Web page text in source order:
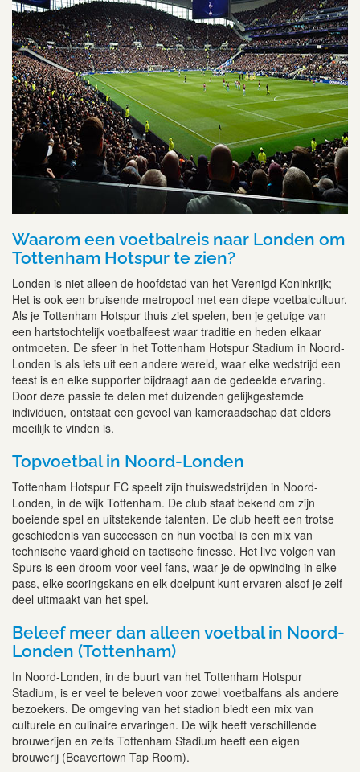
Waarom een voetbalreis naar Londen om
Tottenham Hotspur te zien?
Londen is niet alleen de hoofdstad van het Verenigd Koninkrijk;
Het is ook een bruisende metropool met een diepe voetbalcultuur.
Als je Tottenham Hotspur thuis ziet spelen, ben je getuige van
een hartstochtelijk voetbalfeest waar traditie en heden elkaar
ontmoeten. De sfeer in het Tottenham Hotspur Stadium in Noord-
Londen is als iets uit een andere wereld, waar elke wedstrijd een
feest is en elke supporter bijdraagt aan de gedeelde ervaring.
Door deze passie te delen met duizenden gelijkgestemde
individuen, ontstaat een gevoel van kameraadschap dat elders
moeilijk te vinden is.
Topvoetbal in Noord-Londen
Tottenham Hotspur FC speelt zijn thuiswedstrijden in Noord-
Londen, in de wijk Tottenham. De club staat bekend om zijn
boeiende spel en uitstekende talenten. De club heeft een trotse
geschiedenis van successen en hun voetbal is een mix van
technische vaardigheid en tactische finesse. Het live volgen van
Spurs is een droom voor veel fans, waar je de opwinding in elke
pass, elke scoringskans en elk doelpunt kunt ervaren alsof je zelf
deel uitmaakt van het spel.
Beleef meer dan alleen voetbal in Noord-
Londen (Tottenham)
In Noord-Londen, in de buurt van het Tottenham Hotspur
Stadium, is er veel te beleven voor zowel voetbalfans als andere
bezoekers. De omgeving van het stadion biedt een mix van
culturele en culinaire ervaringen. De wijk heeft verschillende
brouwerijen en zelfs Tottenham Stadium heeft een eigen
brouwerij (Beavertown Tap Room).